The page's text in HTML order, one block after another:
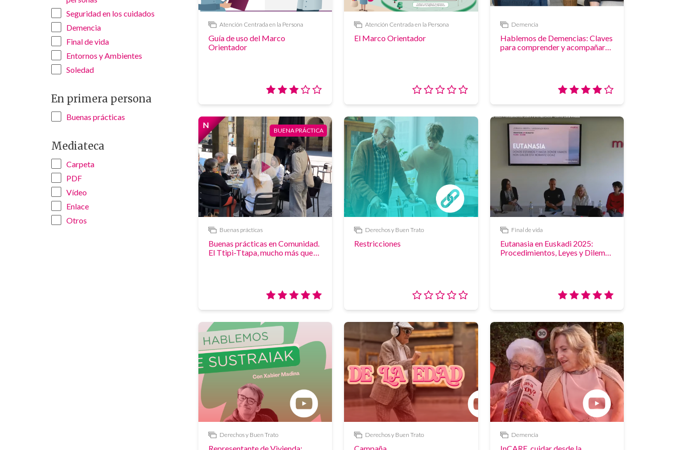
Seguridad en los cuidados
Demencia
Final de vida
Entornos y Ambientes
Soledad
En primera persona
Buenas prácticas
Mediateca
Carpeta
PDF
Vídeo
Enlace
Otros
Enlace
Atención Centrada en la Persona
Guía de uso del Marco
Orientador
Valoración:
3/5
Enlace
Atención Centrada en la Persona
El Marco Orientador
Valoración:
0/5
Vídeo
Demencia
Hablemos de Demencias: Claves
para comprender y acompañar
Valoración:
4/5
N
Novedad BUENA PRÁCTICA
Vídeo
Buenas prácticas
Buenas prácticas en Comunidad.
El Ttipi-Ttapa, mucho más que
Valoración:
5/5
Enlace
Derechos y Buen Trato
Restricciones
Valoración:
0/5
Vídeo
Final de vida
Eutanasia en Euskadi 2025:
Procedimientos, Leyes y Dilemas
Valoración:
5/5
Vídeo
Derechos y Buen Trato
Vídeo
Derechos y Buen Trato
Vídeo
Demencia